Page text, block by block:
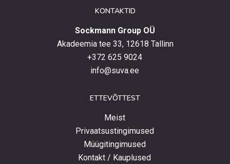
KONTAKTID
Sockmann Group OÜ
Akadeemia tee 33, 12618 Tallinn
+372 625 9024
info@suva.ee
ETTEVÕTTEST
Meist
Privaatsustingimused
Müügitingimused
Kontakt / Kauplused